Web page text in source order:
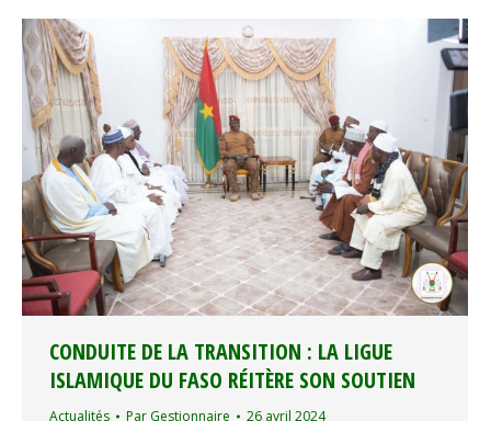
CONDUITE DE LA TRANSITION : LA LIGUE
ISLAMIQUE DU FASO RÉITÈRE SON SOUTIEN
Actualités Par Gestionnaire 26 avril 2024